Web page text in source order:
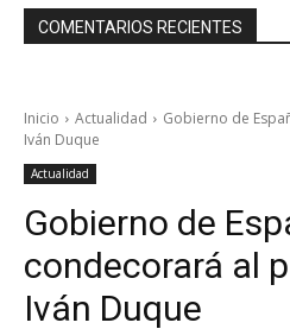
COMENTARIOS RECIENTES